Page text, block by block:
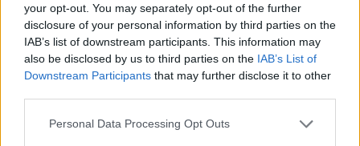
your opt-out. You may separately opt-out of the further
disclosure of your personal information by third parties on the
IAB’s list of downstream participants. This information may
also be disclosed by us to third parties on the IAB’s List of
Downstream Participants that may further disclose it to other
Personal Data Processing Opt Outs
forrásaink szerint a tervezet javaslat több súlyos
alkotmányossági kifogást is felvet, mely szembemegy
mind a hatályos Alkotmánnyal, mind a jövő évtől hatályba
lépő Alaptörvénnyel. Mivel e tervezett intézkedés a
hitelezőket jogos követeléseik egy jelentős részétől